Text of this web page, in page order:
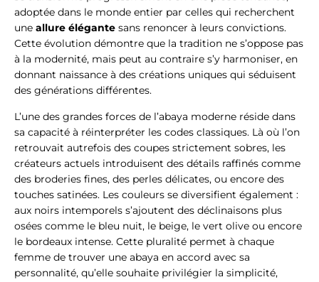
adoptée dans le monde entier par celles qui recherchent
une allure élégante sans renoncer à leurs convictions.
Cette évolution démontre que la tradition ne s’oppose pas
à la modernité, mais peut au contraire s’y harmoniser, en
donnant naissance à des créations uniques qui séduisent
des générations différentes.
L’une des grandes forces de l’abaya moderne réside dans
sa capacité à réinterpréter les codes classiques. Là où l’on
retrouvait autrefois des coupes strictement sobres, les
créateurs actuels introduisent des détails raffinés comme
des broderies fines, des perles délicates, ou encore des
touches satinées. Les couleurs se diversifient également :
aux noirs intemporels s’ajoutent des déclinaisons plus
osées comme le bleu nuit, le beige, le vert olive ou encore
le bordeaux intense. Cette pluralité permet à chaque
femme de trouver une abaya en accord avec sa
personnalité, qu’elle souhaite privilégier la simplicité,